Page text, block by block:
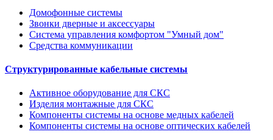
Домофонные системы
Звонки дверные и аксессуары
Система управления комфортом "Умный дом"
Средства коммуникации
Структурированные кабельные системы
Активное оборудование для СКС
Изделия монтажные для СКС
Компоненты системы на основе медных кабелей
Компоненты системы на основе оптических кабелей